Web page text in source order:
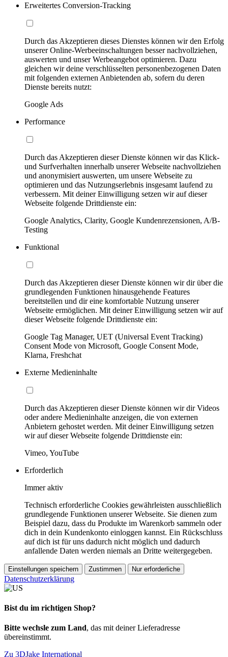
Erweitertes Conversion-Tracking
Durch das Akzeptieren dieses Dienstes können wir den Erfolg
unserer Online-Werbeeinschaltungen besser nachvollziehen,
auswerten und unser Werbeangebot optimieren. Dazu
gleichen wir deine verschlüsselten personenbezogenen Daten
mit folgenden externen Anbietenden ab, sofern du deren
Dienste bereits nutzt:
Google Ads
Performance
Durch das Akzeptieren dieser Dienste können wir das Klick-
und Surfverhalten innerhalb unserer Webseite nachvollziehen
und anonymisiert auswerten, um unsere Webseite zu
optimieren und das Nutzungserlebnis insgesamt laufend zu
verbessern. Mit deiner Einwilligung setzen wir auf dieser
Webseite folgende Drittdienste ein:
Google Analytics, Clarity, Google Kundenrezensionen, A/B-
Testing
Funktional
Durch das Akzeptieren dieser Dienste können wir dir über die
grundlegenden Funktionen hinausgehende Features
bereitstellen und dir eine komfortable Nutzung unserer
Webseite ermöglichen. Mit deiner Einwilligung setzen wir auf
dieser Webseite folgende Drittdienste ein:
Google Tag Manager, UET (Universal Event Tracking)
Consent Mode von Microsoft, Google Consent Mode,
Klarna, Freshchat
Externe Medieninhalte
Durch das Akzeptieren dieser Dienste können wir dir Videos
oder andere Medieninhalte anzeigen, die von externen
Anbietern gehostet werden. Mit deiner Einwilligung setzen
wir auf dieser Webseite folgende Drittdienste ein:
Vimeo, YouTube
Erforderlich
Immer aktiv
Technisch erforderliche Cookies gewährleisten ausschließlich
grundlegende Funktionen unserer Webseite. Sie dienen zum
Beispiel dazu, dass du Produkte im Warenkorb sammeln oder
dich in dein Kundenkonto einloggen kannst. Ein Rückschluss
auf dich ist für uns dadurch nicht möglich und dadurch
anfallende Daten werden niemals an Dritte weitergegeben.
Einstellungen speichern Zustimmen Nur erforderliche
Datenschutzerklärung
Bist du im richtigen Shop?
Bitte wechsle zum Land, das mit deiner Lieferadresse
übereinstimmt.
Zu 3DJake International